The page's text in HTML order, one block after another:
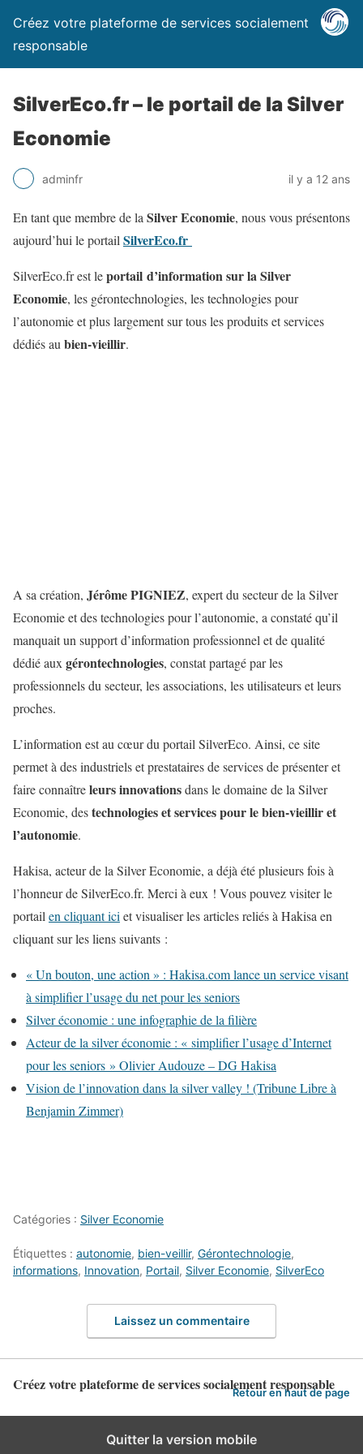
Créez votre plateforme de services socialement
responsable
SilverEco.fr – le portail de la Silver
Economie
adminfr il y a 12 ans
En tant que membre de la Silver Economie, nous vous présentons
aujourd’hui le portail SilverEco.fr
SilverEco.fr est leportail d’information sur la Silver
Economie, les gérontechnologies, les technologies pour
l’autonomie et plus largement sur tous les produits et services
dédiés au bien-vieillir.
A sa création, Jérôme PIGNIEZ, expert du secteur de la Silver
Economie et des technologies pour l’autonomie, a constaté qu’il
manquait un support d’information professionnel et de qualité
dédié aux gérontechnologies, constat partagé par les
professionnels du secteur, les associations, les utilisateurs et leurs
proches.
L’information est au cœur du portail SilverEco. Ainsi, ce site
permet à des industriels et prestataires de services de présenter et
faire connaîtreleurs innovationsdans le domaine de la Silver
Economie, destechnologies et services pour le bien-vieillir et
l’autonomie.
Hakisa, acteur de la Silver Economie, a déjà été plusieurs fois à
l’honneur de SilverEco.fr. Merci à eux ! Vous pouvez visiter le
portail en cliquant ici et visualiser les articles reliés à Hakisa en
cliquant sur les liens suivants :
« Un bouton, une action » : Hakisa.com lance un service visant
à simplifier l’usage du net pour les seniors
Silver économie : une infographie de la filière
Acteur de la silver économie : « simplifier l’usage d’Internet
pour les seniors » Olivier Audouze – DG Hakisa
Vision de l’innovation dans la silver valley ! (Tribune Libre à
Benjamin Zimmer)
Catégories : Silver Economie
Étiquettes : autonomie, bien-veillir, Gérontechnologie,
informations, Innovation, Portail, Silver Economie, SilverEco
Laissez un commentaire
Créez votre plateforme de services socialement responsable
Retour en haut de page
Quitter la version mobile